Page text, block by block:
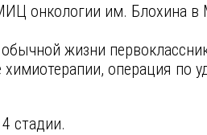
онкологии им. Блохина
жизни
операция по
стадии.